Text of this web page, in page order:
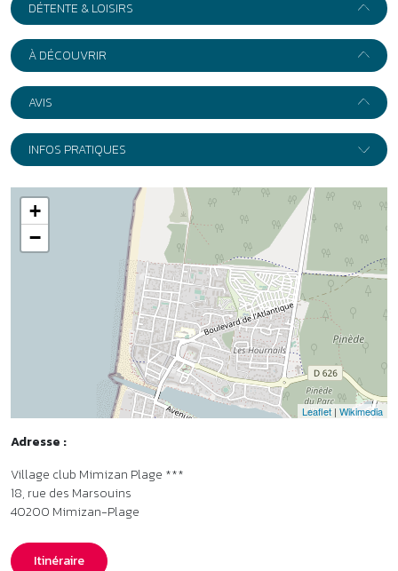
−
Leaflet|Wikimedia
Adresse :
Village club Mimizan Plage ***
18, rue des Marsouins
Mimizan-Plage
Accès en train et en bus
Gare de Labouheyre à 35 km. Plus d’infos surwww.sncf-
connect.com
•Transport en bus de Labouheyre à Mimizan-Plage : ligne 513, arrêt
Plus d’infos surwww.rrtl.fr
Organisme gestionnaire